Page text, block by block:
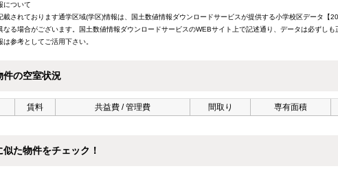
について
載されております通学区域(学区)情報は、国土数値情報ダウンロードサービスが提供する小学校区データ
なる場合がございます。国土数値情報ダウンロードサービスのWEBサイト上で記述通り、データは必ずし
参考としてご活用下さい。
件の空室状況
賃料 共益費 / 管理費 間取り 専有面積
似た物件をチェック！